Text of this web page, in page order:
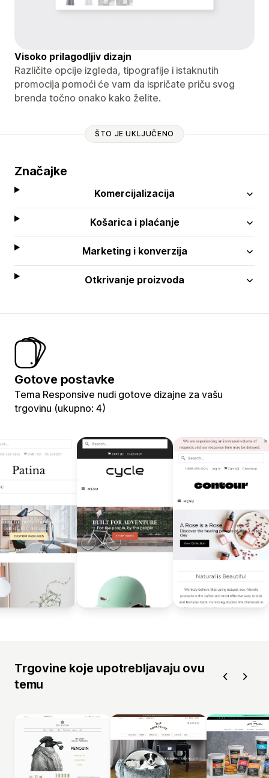
Visoko prilagodljiv dizajn
Različite opcije izgleda, tipografije i istaknutih
promocija pomoći će vam da ispričate priču svog
brenda točno onako kako želite.
ŠTO JE UKLJUČENO
Značajke
Komercijalizacija
Košarica i plaćanje
Marketing i konverzija
Otkrivanje proizvoda
Gotove postavke
Tema Responsive nudi gotove dizajne za vašu
trgovinu (ukupno: 4)
Trgovine koje upotrebljavaju ovu
temu